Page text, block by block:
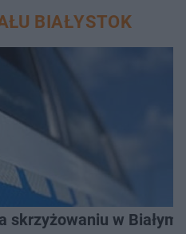
BIAŁYSTOK
skrzyżowaniu w